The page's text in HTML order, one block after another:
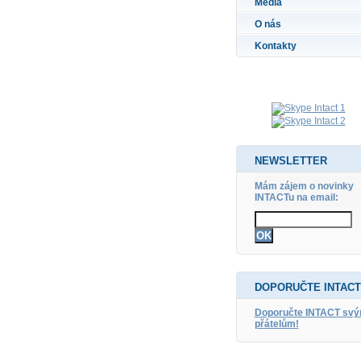
Média
O nás
Kontakty
NEWSLETTER
Mám zájem o novinky
INTACTu na email:
DOPORUČTE INTACT
Doporučte INTACT
přátelům!